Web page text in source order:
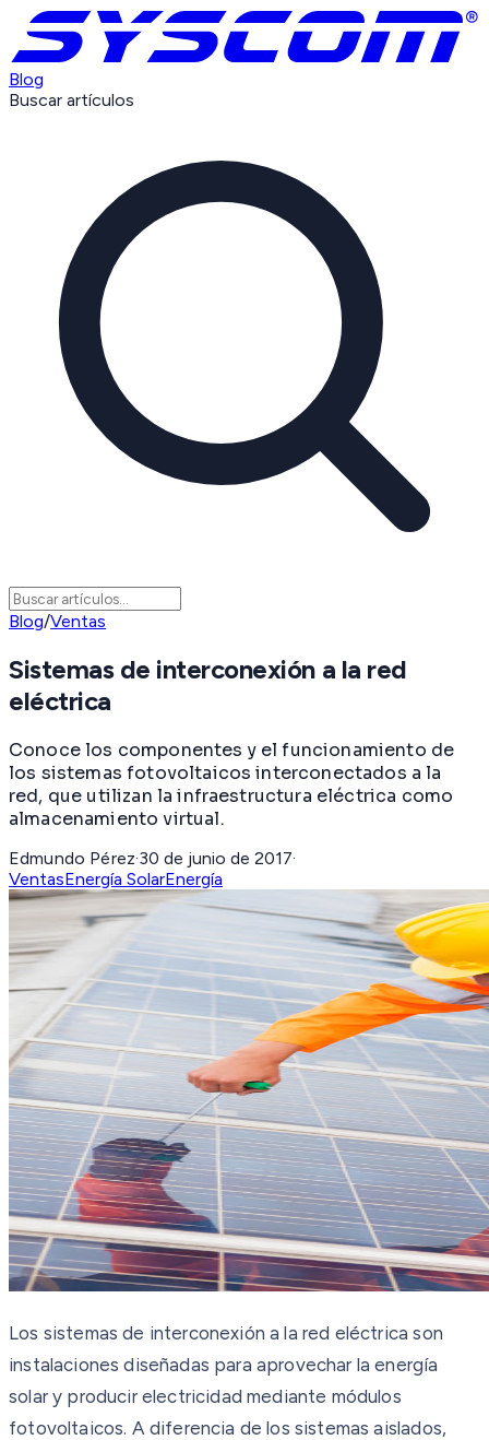
Blog
Buscar artículos
Blog/Ventas
Sistemas de interconexión a la red
eléctrica
Conoce los componentes y el funcionamiento de
los sistemas fotovoltaicos interconectados a la
red, que utilizan la infraestructura eléctrica como
almacenamiento virtual.
Edmundo Pérez·30 de junio de 2017·
VentasEnergía SolarEnergía
Los sistemas de interconexión a la red eléctrica son
instalaciones diseñadas para aprovechar la energía
solar y producir electricidad mediante módulos
fotovoltaicos. A diferencia de los sistemas aislados,